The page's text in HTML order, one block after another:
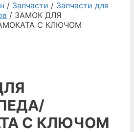
/ Запчасти / Запчасти для
/ ЗАМОК ДЛЯ
С КЛЮЧОМ
С КЛЮЧОМ